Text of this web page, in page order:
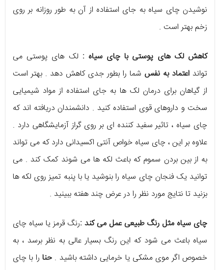
نوشیدن چای سیاه به جای استفاده از آن به طور روزانه بر روی
زخم بهتر است .
کاهش لک های پوستی با چای سیاه : لک های پوستی می
تواند اعتماد به نفس شما را بطور جدی کاهش دهد . بهتر است
از گیاهان برای درمان لک ها به جای استفاده از مواد شیمیایی
سخت و داروهای قوی استفاده کنید . دانشمندان دریافته اند که
چای سیاه ، تاثیر سفید کننده ای بر روی گراز آزمایشگاهی دارد .
علاوه بر این ، چای سیاه خواص آنتی اکسیدانی دارد که می تواند
به از بین بردن سموم که باعث لکه ها می شوند کمک کند . می
توانید یک فنجان چای سیاه را بنوشید یا با پنبه تمیز روی لکه ها
بزنید تا نتایج مورد نظر را در عرض چند هفته ببینید .
چای سیاه مثل رنگ طبیعی عمل می کند :رنگ قرمز یا سیاه چای
سیاه باعث می شود که این رنگ بسیار عالی به نظر برسد ، به
خصوص اگر موی مشکی یا خرمایی داشته باشید . حنا را با چای